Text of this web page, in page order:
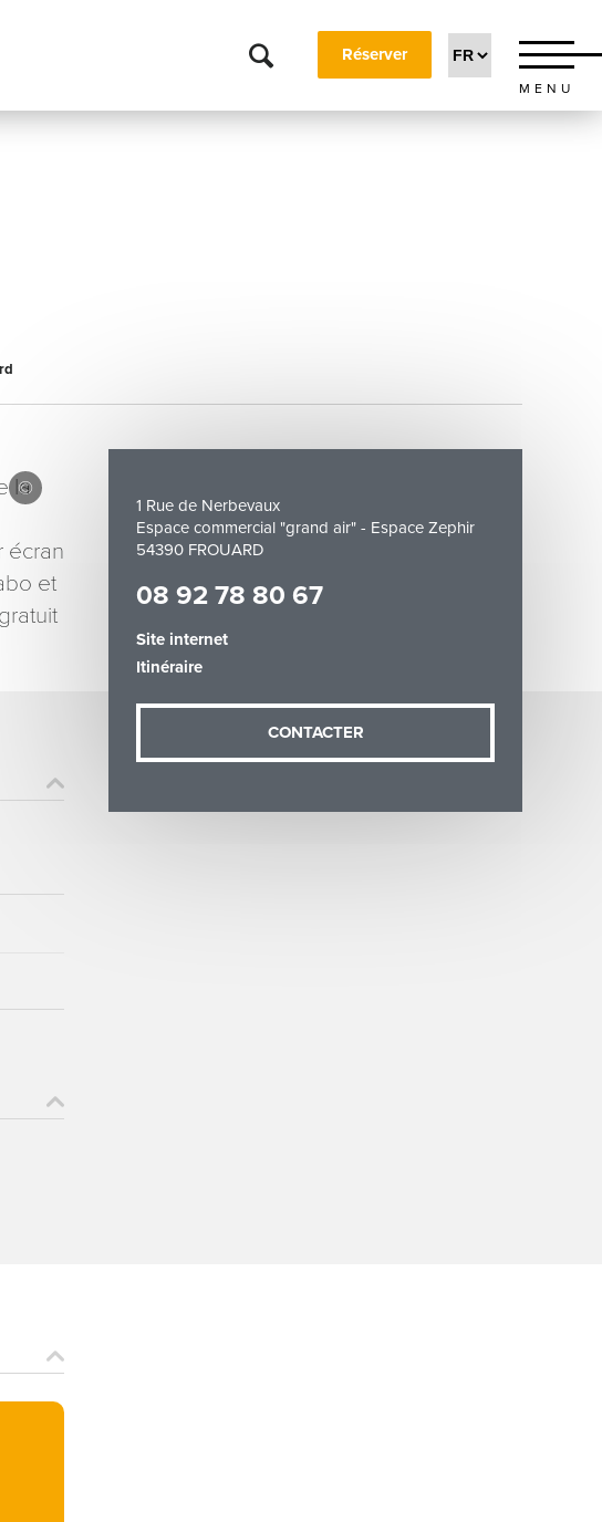
Réserver
MENU
1 Rue de Nerbevaux
Espace commercial "grand air" - Espace Zephir
54390 FROUARD
08 92 78 80 67
Site internet
Itinéraire
CONTACTER
la
écran
et
de votre demande (sauf
tourisme@departement54.fr